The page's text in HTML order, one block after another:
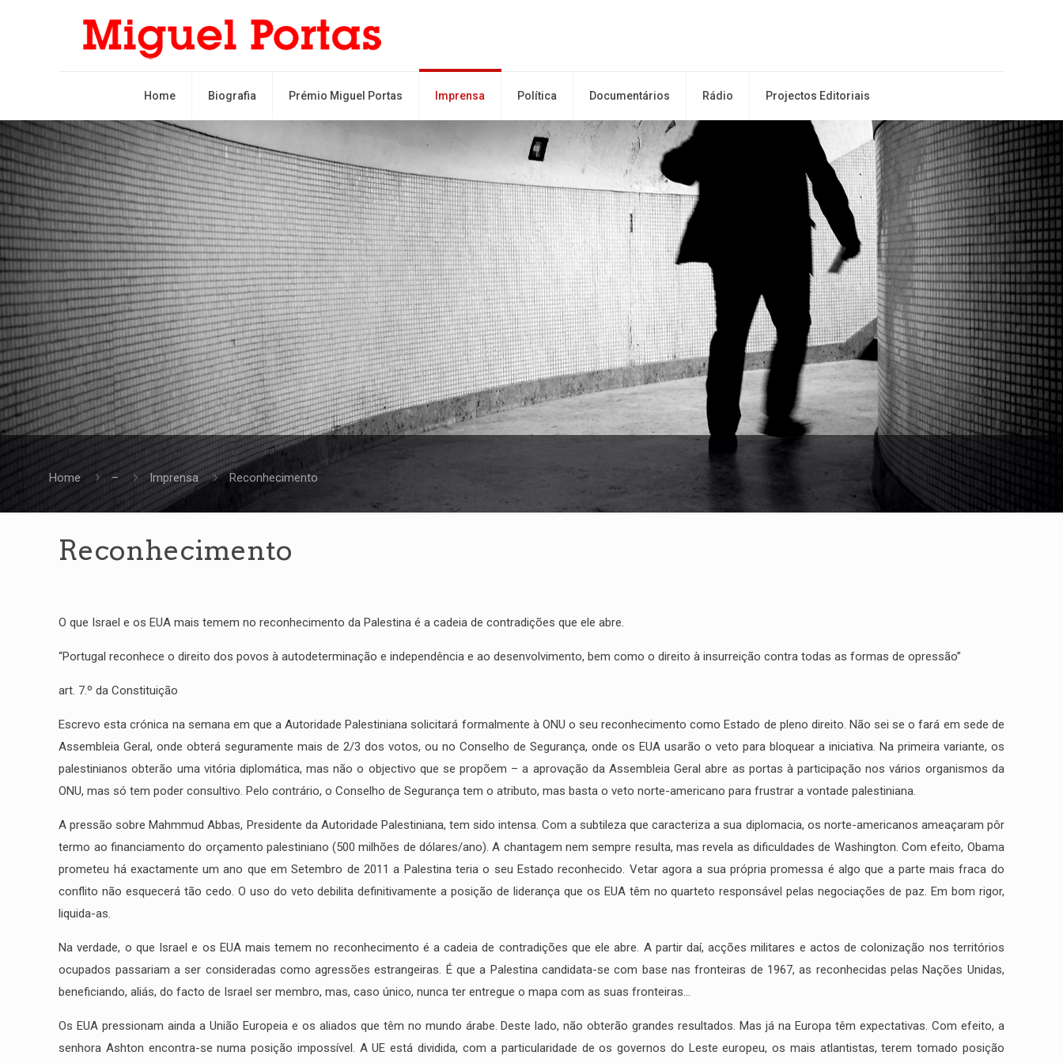
Home Biografia Prémio Miguel Portas Imprensa Política Documentários Rádio Projectos Editoriais
Home – Imprensa Reconhecimento
Reconhecimento
O que Israel e os EUA mais temem no reconhecimento da Palestina é a cadeia de contradições que ele abre.
“Portugal reconhece o direito dos povos à autodeterminação e independência e ao desenvolvimento, bem como o direito à insurreição contra todas as formas de opressão”
art. 7.º da Constituição
Escrevo esta crónica na semana em que a Autoridade Palestiniana solicitará formalmente à ONU o seu reconhecimento como Estado de pleno direito. Não sei se o fará em sede de
Assembleia Geral, onde obterá seguramente mais de 2/3 dos votos, ou no Conselho de Segurança, onde os EUA usarão o veto para bloquear a iniciativa. Na primeira variante, os
palestinianos obterão uma vitória diplomática, mas não o objectivo que se propõem – a aprovação da Assembleia Geral abre as portas à participação nos vários organismos da
ONU, mas só tem poder consultivo. Pelo contrário, o Conselho de Segurança tem o atributo, mas basta o veto norte-americano para frustrar a vontade palestiniana.
A pressão sobre Mahmmud Abbas, Presidente da Autoridade Palestiniana, tem sido intensa. Com a subtileza que caracteriza a sua diplomacia, os norte-americanos ameaçaram pôr
termo ao financiamento do orçamento palestiniano (500 milhões de dólares/ano). A chantagem nem sempre resulta, mas revela as dificuldades de Washington. Com efeito, Obama
prometeu há exactamente um ano que em Setembro de 2011 a Palestina teria o seu Estado reconhecido. Vetar agora a sua própria promessa é algo que a parte mais fraca do
conflito não esquecerá tão cedo. O uso do veto debilita definitivamente a posição de liderança que os EUA têm no quarteto responsável pelas negociações de paz. Em bom rigor,
liquida-as.
Na verdade, o que Israel e os EUA mais temem no reconhecimento é a cadeia de contradições que ele abre. A partir daí, acções militares e actos de colonização nos territórios
ocupados passariam a ser consideradas como agressões estrangeiras. É que a Palestina candidata-se com base nas fronteiras de 1967, as reconhecidas pelas Nações Unidas,
beneficiando, aliás, do facto de Israel ser membro, mas, caso único, nunca ter entregue o mapa com as suas fronteiras…
Os EUA pressionam ainda a União Europeia e os aliados que têm no mundo árabe. Deste lado, não obterão grandes resultados. Mas já na Europa têm expectativas. Com efeito, a
senhora Ashton encontra-se numa posição impossível. A UE está dividida, com a particularidade de os governos do Leste europeu, os mais atlantistas, terem tomado posição
info@miguelportas.pt